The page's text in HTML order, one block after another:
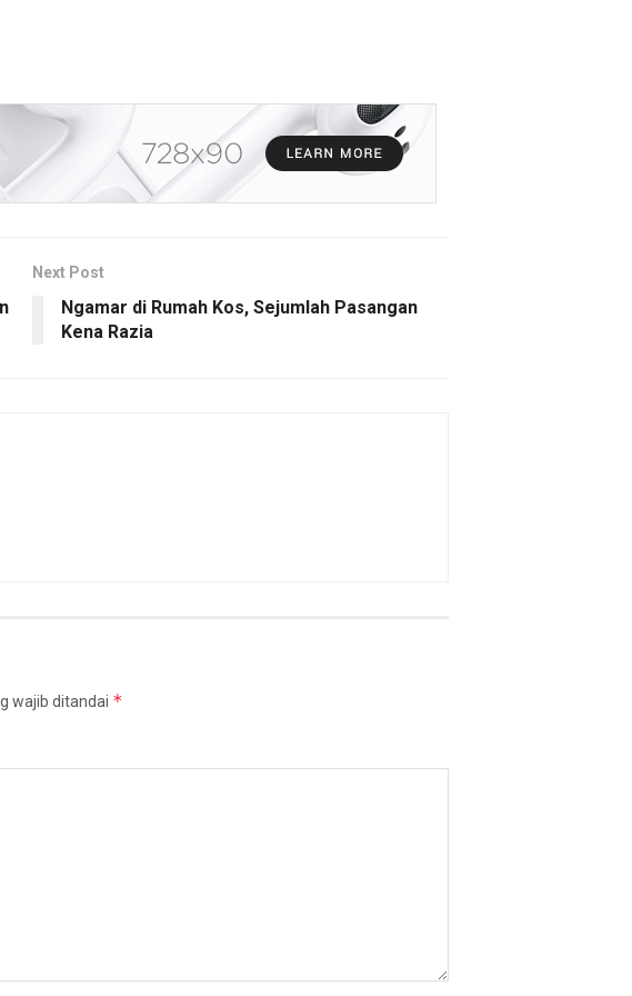
Next Post
Ngamar di Rumah Kos, Sejumlah Pasangan
Kena Razia
wajib ditandai *